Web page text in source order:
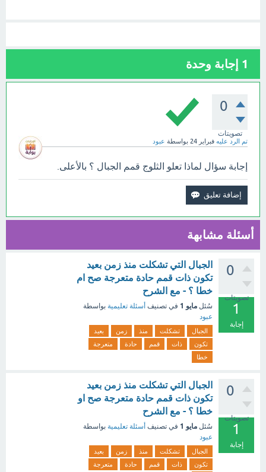
1 إجابة وحدة
0
تصويتات
تم الرد عليه فبراير 24 بواسطة عبود
إجابة سؤال لماذا تعلو الثلوج قمم الجبال ؟ بالأعلى.
أسئلة مشابهة
0
تصويتات
1
إجابة
الجبال التي تشكلت منذ زمن بعيد
تكون ذات قمم حادة متعرجة صح ام
خطا ؟ - مع الشرح
سُئل مايو 1 في تصنيف أسئلة تعليمية بواسطة
عبود
الجبال تشكلت منذ زمن
بعيد
تكون
ذات قمم حادة
متعرجة
خطا
0
تصويتات
1
إجابة
الجبال التي تشكلت منذ زمن بعيد
تكون ذات قمم حادة متعرجة صح او
خطا ؟ - مع الشرح
سُئل مايو 1 في تصنيف أسئلة تعليمية بواسطة
عبود
الجبال تشكلت منذ زمن
بعيد
تكون
ذات قمم حادة
متعرجة